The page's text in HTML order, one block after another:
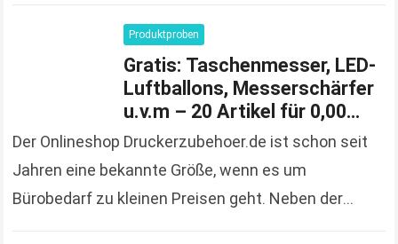
solange der Vorrat reicht und 100%…
Produktproben
Gratis: Taschenmesser, LED-
Luftballons, Messerschärfer
u.v.m – 20 Artikel für 0,00
Euro bestellen
Der Onlineshop Druckerzubehoer.de ist schon seit
Jahren eine bekannte Größe, wenn es um
Bürobedarf zu kleinen Preisen geht. Neben der